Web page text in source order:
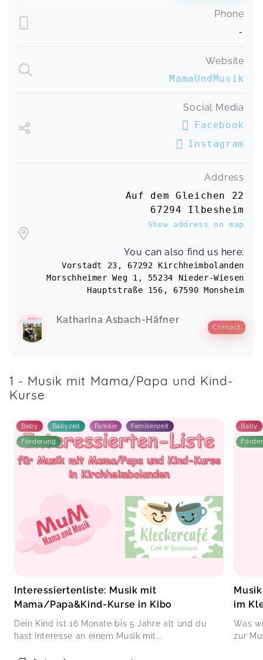
Phone
-
Website
MamaUndMusik
Social Media
Facebook
Instagram
Address
Auf dem Gleichen 22
67294 Ilbesheim
Show address on map
You can also find us here:
Vorstadt 23, 67292 Kirchheimbolanden
Morschheimer Weg 1, 55234 Nieder-Wiesen
Hauptstraße 156, 67590 Monsheim
Katharina Asbach-Häfner
Contact
1 - Musik mit Mama/Papa und Kind-
Kurse
Baby Babyzeit Familie Familienzeit
Förderung
Interessiertenliste: Musik mit
Mama/Papa&Kind-Kurse in Kibo
Dein Kind ist 16 Monate bis 5 Jahre alt und du
hast Interesse an einem Musik mit...
Baby
im
Was
zur